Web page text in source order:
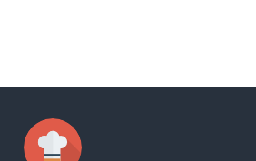
까지의
맛있네
반숙
르소스는 들어가는 재료가 많은데
요. 간편하게 시판용을 사다 먹어도
되지만 생채소의 상큼함이 살아 있